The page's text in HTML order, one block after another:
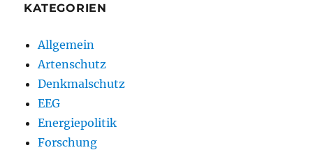
KATEGORIEN
Allgemein
Artenschutz
Denkmalschutz
EEG
Energiepolitik
Forschung